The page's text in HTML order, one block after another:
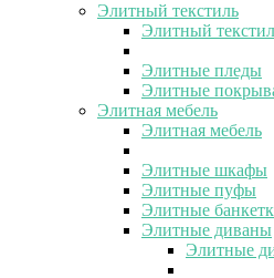
Элитный текстиль
Элитный
Элитные пледы
Элитные
Элитная мебель
Элитная мебель
Элитные шкафы
Элитные пуфы
Элитные
Элитные диваны
Элитные